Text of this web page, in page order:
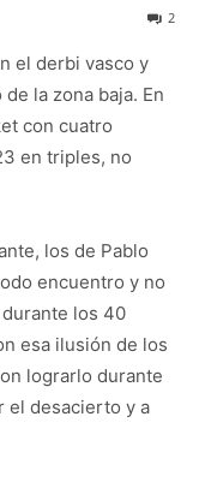
2
el derbi vasco y
la zona baja. En
con cuatro
en triples, no
los de Pablo
encuentro y no
los 40
esa ilusión de los
lograrlo durante
el desacierto y a